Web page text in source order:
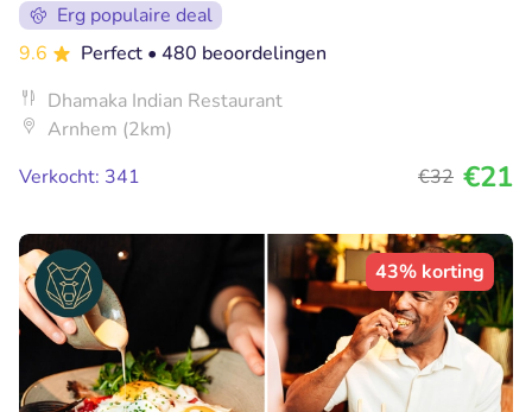
Erg populaire deal
9.6
Perfect • 480 beoordelingen
Dhamaka Indian Restaurant
Arnhem (2km)
Verkocht: 341
€32 €21
43% korting